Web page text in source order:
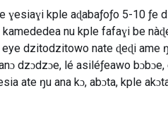
kple aɖabaƒoƒo 5-10
nu kple fafaɣi be
dzitodzitowo nate ɖeɖi ame
dzɔdzɔe, lé asiléƒeawo
ate ŋu ana kɔ, abɔta, kple